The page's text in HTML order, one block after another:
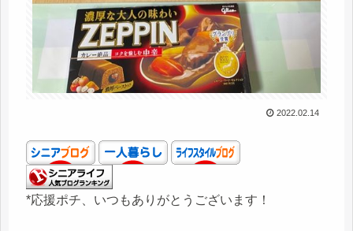
2022.02.14
*応援ポチ、いつもありがとうございます！